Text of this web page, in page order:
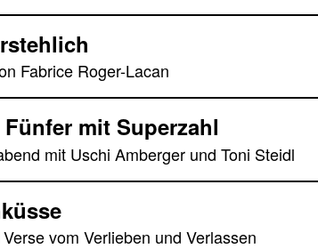
Fabrice Roger-Lacan
mit Superzahl
mit Uschi Amberger und Toni Steidl
vom Verlieben und Verlassen